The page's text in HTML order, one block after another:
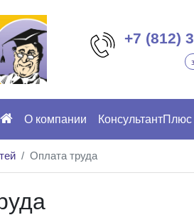
+7 (812)
О компании КонсультантПлюс
Оплата труда